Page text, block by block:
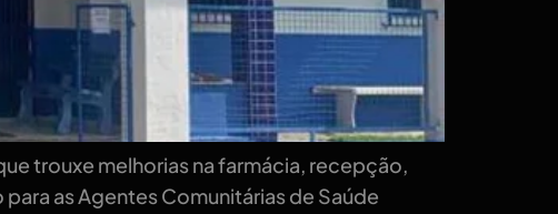
trouxe melhorias na farmácia, recepção,
as Agentes Comunitárias de Saúde